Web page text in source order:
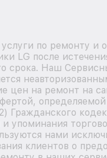
по ремонту и
LG после
срока. Наш
цен на ремонт на
Гражданского
и упоминания
нами
клиентов о